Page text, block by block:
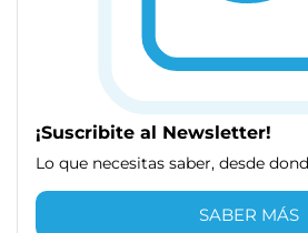
¡Suscribite al Newsletter!
Lo que necesitas saber, desde
SABER MÁS